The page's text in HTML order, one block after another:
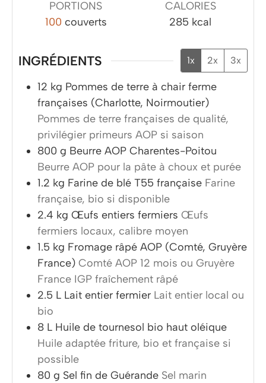
PORTIONS
100 couverts
CALORIES
285 kcal
INGRÉDIENTS 1x 2x 3x
12 kg Pommes de terre à chair ferme
françaises (Charlotte, Noirmoutier)
Pommes de terre françaises de qualité,
privilégier primeurs AOP si saison
800 g Beurre AOP Charentes-Poitou
Beurre AOP pour la pâte à choux et purée
1.2 kg Farine de blé T55 française Farine
française, bio si disponible
2.4 kg Œufs entiers fermiers Œufs
fermiers locaux, calibre moyen
1.5 kg Fromage râpé AOP (Comté, Gruyère
France) Comté AOP 12 mois ou Gruyère
France IGP fraîchement râpé
2.5 L Lait entier fermier Lait entier local ou
bio
8 L Huile de tournesol bio haut oléique
Huile adaptée friture, bio et française si
possible
80 g Sel fin de Guérande Sel marin